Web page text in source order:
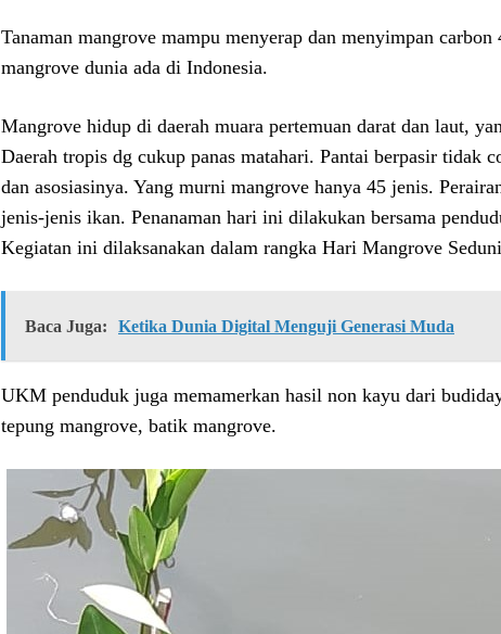
Tanaman mangrove mampu menyerap dan menyimpan
mangrove dunia ada di Indonesia.
Mangrove hidup di daerah muara pertemuan darat dan laut,
Daerah tropis dg cukup panas matahari. Pantai berpasir tidak
dan asosiasinya. Yang murni mangrove hanya 45 jenis.
jenis-jenis ikan. Penanaman hari ini dilakukan bersama
Kegiatan ini dilaksanakan dalam rangka Hari Mangrove
Baca Juga: Ketika Dunia Digital Menguji Generasi Muda
UKM penduduk juga memamerkan hasil non kayu dari
tepung mangrove, batik mangrove.